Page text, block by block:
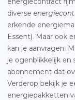
diverse
erkende
Essent). Maar ook
kan je aanvragen.
je ogenblikkelijk
abonnement dat
Verderop bekijk je
energiepakketten